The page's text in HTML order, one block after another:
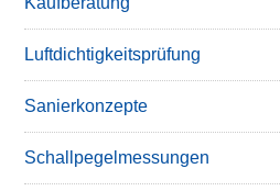
Luftdichtigkeitsprüfung
Sanierkonzepte
Schallpegelmessungen